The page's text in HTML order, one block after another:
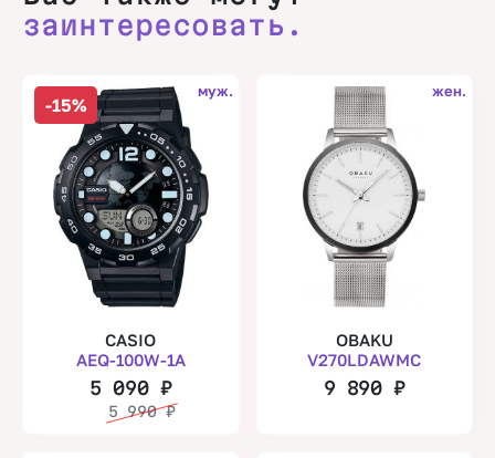
заинтересовать.
-15%
муж.
CASIO
AEQ-100W-1A
5 090 ₽
5 990₽
жен.
OBAKU
V270LDAWMC
9 890₽